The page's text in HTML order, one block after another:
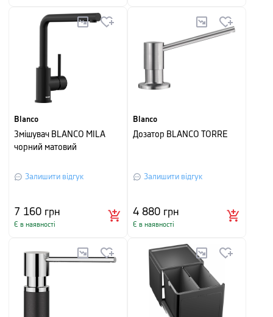
Blanco
Змішувач BLANCO MILA
чорний матовий
Залишити відгук
7 160 грн
Є в наявності
Blanco
Дозатор BLANCO TORRE
Залишити відгук
4 880 грн
Є в наявності